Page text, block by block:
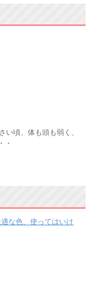
い頃、体も頭も弱く、
・
な色、使ってはいけ